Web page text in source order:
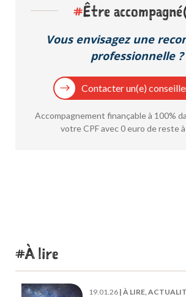
#Être
Vous envisagez une
professionnelle ?
Contacter un(e)
Accompagnement finançable à 100%
votre CPF avec 0 euro de reste
À lire
19.01.26 | À LIRE,